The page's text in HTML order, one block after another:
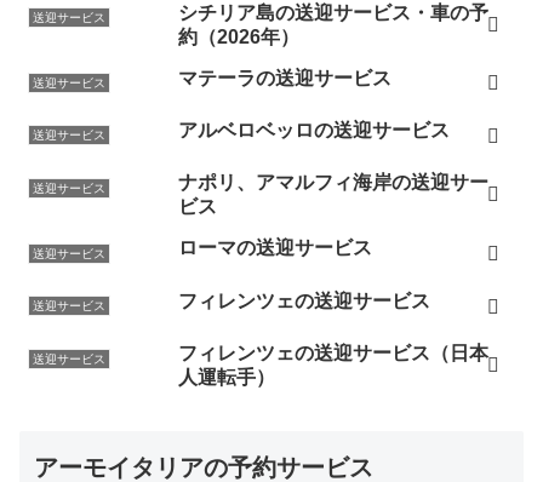
送迎サービス
シチリア島の送迎サービス・車の予
約（2026年）
送迎サービス マテーラの送迎サービス
送迎サービス アルベロベッロの送迎サービス
送迎サービス
ナポリ、アマルフィ海岸の送迎サー
ビス
送迎サービス ローマの送迎サービス
送迎サービス フィレンツェの送迎サービス
送迎サービス
フィレンツェの送迎サービス（日本
人運転手）
アーモイタリアの予約サービス